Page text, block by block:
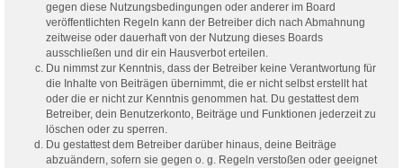
gegen diese Nutzungsbedingungen oder anderer im Board
veröffentlichten Regeln kann der Betreiber dich nach Abmahnung
zeitweise oder dauerhaft von der Nutzung dieses Boards
ausschließen und dir ein Hausverbot erteilen.
Du nimmst zur Kenntnis, dass der Betreiber keine Verantwortung für
die Inhalte von Beiträgen übernimmt, die er nicht selbst erstellt hat
oder die er nicht zur Kenntnis genommen hat. Du gestattest dem
Betreiber, dein Benutzerkonto, Beiträge und Funktionen jederzeit zu
löschen oder zu sperren.
Du gestattest dem Betreiber darüber hinaus, deine Beiträge
abzuändern, sofern sie gegen o. g. Regeln verstoßen oder geeignet